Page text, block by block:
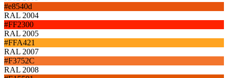
#e8540d
RAL 2004
#FF2300
RAL 2005
#FFA421
RAL 2007
#F3752C
RAL 2008